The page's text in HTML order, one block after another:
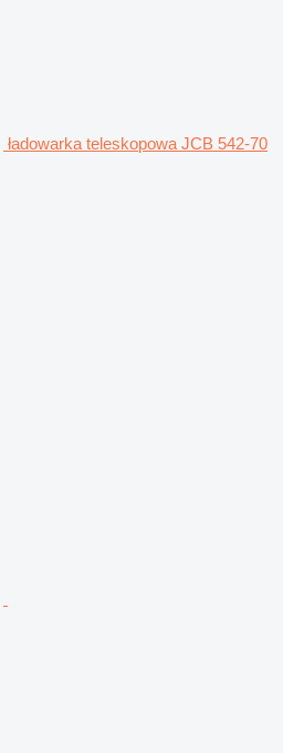
ładowarka teleskopowa JCB 542-70